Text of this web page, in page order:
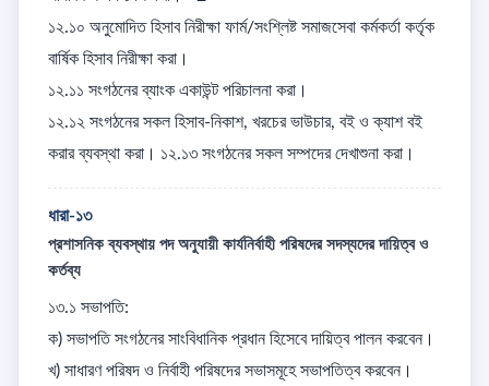
১২.১০ অনুমোদিত হিসাব নিরীক্ষা ফার্ম/সংশ্লিষ্ট সমাজসেবা কর্মকর্তা কর্তৃক
বার্ষিক হিসাব নিরীক্ষা করা।
১২.১১ সংগঠনের ব্যাংক একাউন্ট পরিচালনা করা।
১২.১২ সংগঠনের সকল হিসাব-নিকাশ, খরচের ভাউচার, বই ও ক্যাশ বই
করার ব্যবস্থা করা। ১২.১৩ সংগঠনের সকল সম্পদের দেখাশুনা করা।
ধারা-১৩
প্রশাসনিক ব্যবস্থায় পদ অনুযায়ী কার্যনির্বাহী পরিষদের সদস্যদের দায়িত্ব ও
কর্তব্য
১৩.১ সভাপতি:
ক) সভাপতি সংগঠনের সাংবিধানিক প্রধান হিসেবে দায়িত্ব পালন করবেন।
খ) সাধারণ পরিষদ ও নির্বাহী পরিষদের সভাসমূহে সভাপতিত্ব করবেন।